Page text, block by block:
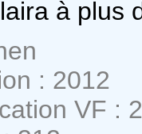
à plus
: 2012
VF :